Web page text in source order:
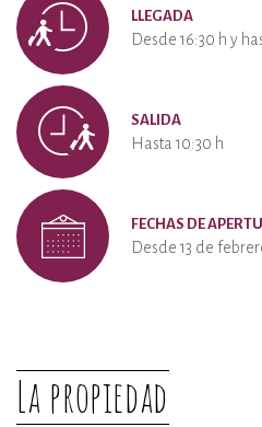
LLEGADA
Desde 16:30 h y
SALIDA
Hasta 10:30 h
FECHAS DE
Desde 13 de
La propiedad